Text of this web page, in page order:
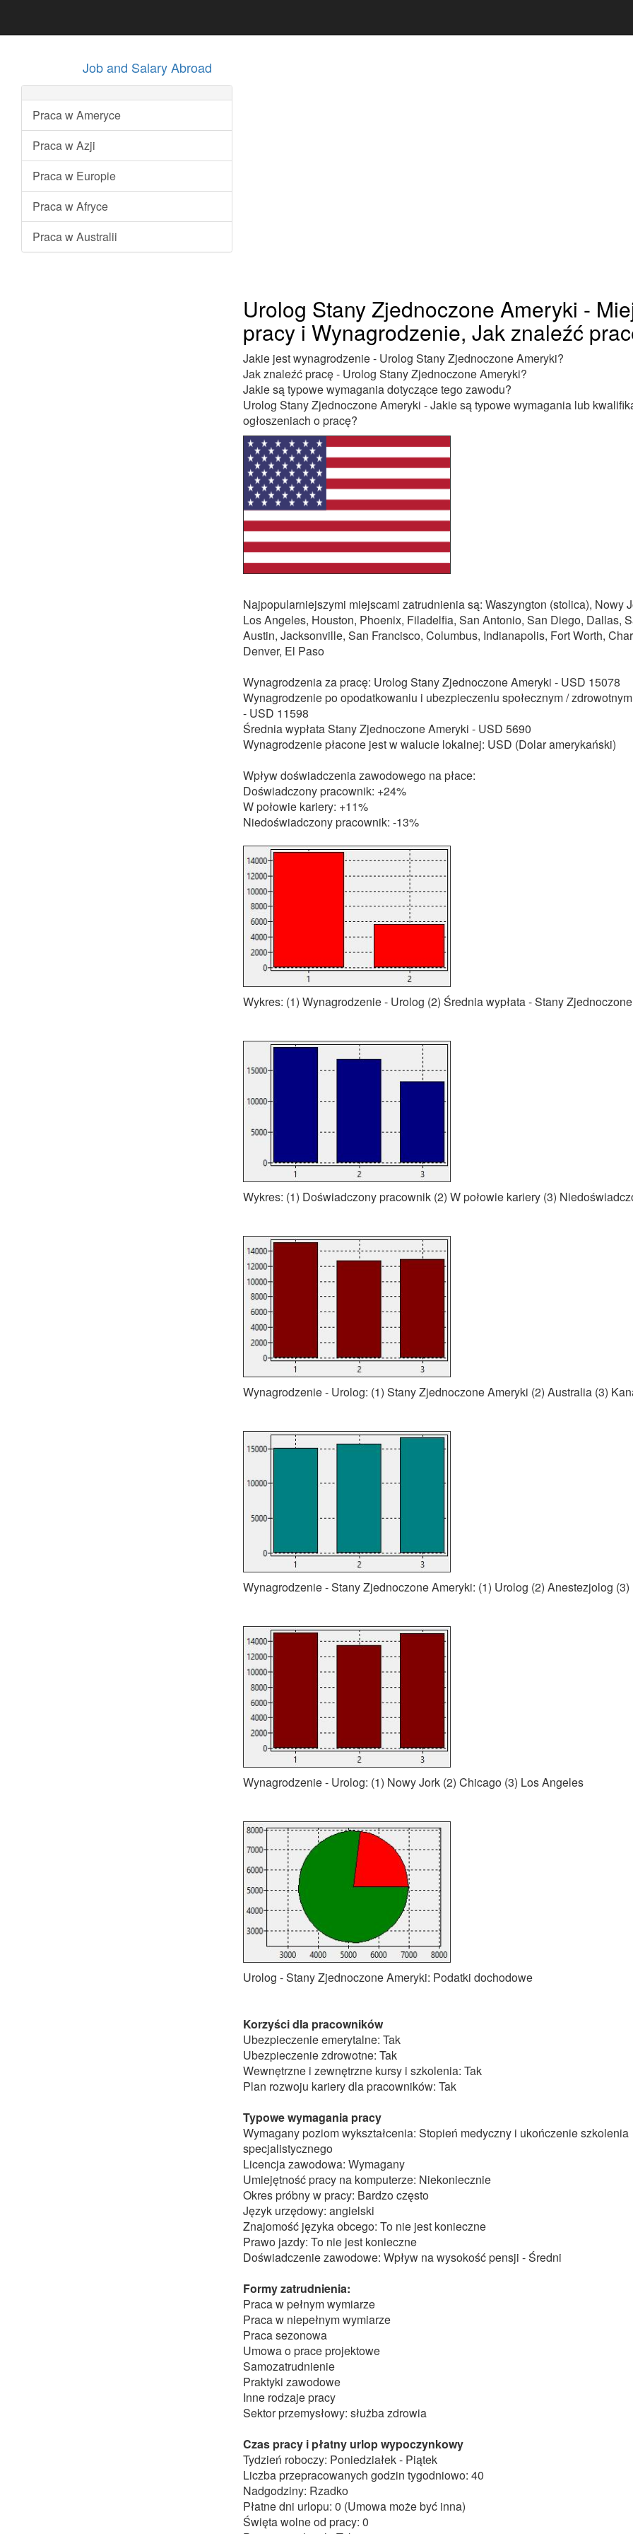
Job and Salary Abroad
Praca w Ameryce
Praca w Azji
Praca w Europie
Praca w Afryce
Praca w Australii
Urolog Stany Zjednoczone Ameryki -
pracy i Wynagrodzenie, Jak znaleźć
Jakie jest wynagrodzenie - Urolog Stany Zjednoczone Ameryki?
Jak znaleźć pracę - Urolog Stany Zjednoczone Ameryki?
Jakie są typowe wymagania dotyczące tego zawodu?
Urolog Stany Zjednoczone Ameryki - Jakie są typowe wymagania lub
ogłoszeniach o pracę?
Najpopularniejszymi miejscami zatrudnienia są: Waszyngton (stolica), Nowy
Los Angeles, Houston, Phoenix, Filadelfia, San Antonio, San Diego, Dallas,
Austin, Jacksonville, San Francisco, Columbus, Indianapolis, Fort Worth,
Denver, El Paso
Wynagrodzenia za pracę: Urolog Stany Zjednoczone Ameryki - USD 15078
Wynagrodzenie po opodatkowaniu i ubezpieczeniu społecznym /
- USD 11598
Średnia wypłata Stany Zjednoczone Ameryki - USD 5690
Wynagrodzenie płacone jest w walucie lokalnej: USD (Dolar amerykański)
Wpływ doświadczenia zawodowego na płace:
Doświadczony pracownik: +24%
W połowie kariery: +11%
Niedoświadczony pracownik: -13%
Wykres: (1) Wynagrodzenie - Urolog (2) Średnia wypłata - Stany
Wykres: (1) Doświadczony pracownik (2) W połowie kariery (3)
Wynagrodzenie - Urolog: (1) Stany Zjednoczone Ameryki (2) Australia (3)
Wynagrodzenie - Stany Zjednoczone Ameryki: (1) Urolog (2) Anestezjolog
Wynagrodzenie - Urolog: (1) Nowy Jork (2) Chicago (3) Los Angeles
Urolog - Stany Zjednoczone Ameryki: Podatki dochodowe
Korzyści dla pracowników
Ubezpieczenie emerytalne: Tak
Ubezpieczenie zdrowotne: Tak
Wewnętrzne i zewnętrzne kursy i szkolenia: Tak
Plan rozwoju kariery dla pracowników: Tak
Typowe wymagania pracy
Wymagany poziom wykształcenia: Stopień medyczny i ukończenie szkolenia
specjalistycznego
Licencja zawodowa: Wymagany
Umiejętność pracy na komputerze: Niekoniecznie
Okres próbny w pracy: Bardzo często
Język urzędowy: angielski
Znajomość języka obcego: To nie jest konieczne
Prawo jazdy: To nie jest konieczne
Doświadczenie zawodowe: Wpływ na wysokość pensji - Średni
Formy zatrudnienia:
Praca w pełnym wymiarze
Praca w niepełnym wymiarze
Praca sezonowa
Umowa o prace projektowe
Samozatrudnienie
Praktyki zawodowe
Inne rodzaje pracy
Sektor przemysłowy: służba zdrowia
Czas pracy i płatny urlop wypoczynkowy
Tydzień roboczy: Poniedziałek - Piątek
Liczba przepracowanych godzin tygodniowo: 40
Nadgodziny: Rzadko
Płatne dni urlopu: 0 (Umowa może być inna)
Święta wolne od pracy: 0